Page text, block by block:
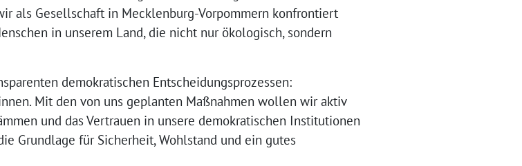
als Gesellschaft in Mecklenburg-Vorpommern konfrontiert
in unserem Land, die nicht nur ökologisch, sondern
demokratischen Entscheidungsprozessen:
Mit den von uns geplanten Maßnahmen wollen wir aktiv
und das Vertrauen in unsere demokratischen Institutionen
Grundlage für Sicherheit, Wohlstand und ein gutes